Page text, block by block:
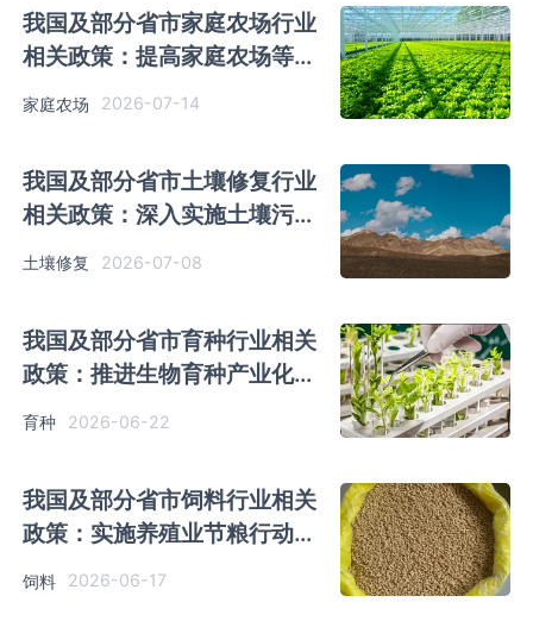
我国及部分省市家庭农场行业
相关政策：提高家庭农场等新
家庭农场 2026-07-14
我国及部分省市土壤修复行业
相关政策：深入实施土壤污染
源头防控行动
土壤修复 2026-07-08
我国及部分省市育种行业相关
政策：推进生物育种产业化应
用
育种 2026-06-22
我国及部分省市饲料行业相关
政策：实施养殖业节粮行动，
开发新型蛋白饲料
饲料 2026-06-17